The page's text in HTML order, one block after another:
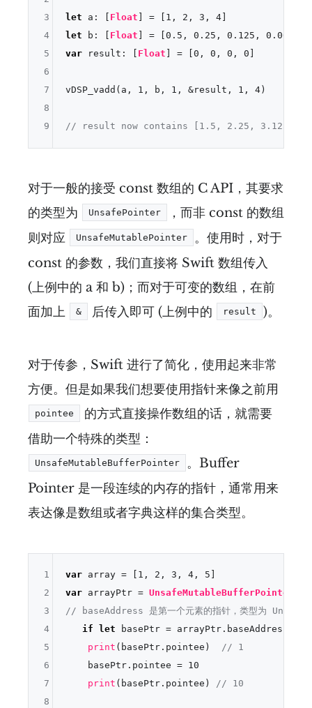
let a: [ Float = [ 1 , 2 , 3 , 4
let b: [ Float = [ 0.5 , 0.25 , 0.125 , 0.0625
var result: [ Float = [ 0 , 0 , 0 , 0
vDSP_vadd(a, 1 , b, 1 , &result, 1 , 4)
// result now contains [1.5, 2.25, 3.125,
3
4
5
6
7
8
9
对于一般的接受 const 数组的 C API，其要求
的类型为
UnsafePointer
，而非 const 的数组
则对应
UnsafeMutablePointer
。使用时，对于
const 的参数，我们直接将 Swift 数组传入
(上例中的 a 和 b)；而对于可变的数组，在前
面加上
& 后传入即可 (上例中的 result )。
对于传参，Swift 进行了简化，使用起来非常
方便。但是如果我们想要使用指针来像之前用
pointee
的方式直接操作数组的话，就需要
借助一个特殊的类型：
UnsafeMutableBufferPointer
。Buffer
Pointer 是一段连续的内存的指针，通常用来
表达像是数组或者字典这样的集合类型。
var array = [ 1 , 2 , 3 , 4, 5
var arrayPtr = UnsafeMutableBufferPointer
// baseAddress 是第一个元素的指针，类型为
if
let basePtr = arrayPtr.baseAddress {
print (basePtr.pointee) // 1
    basePtr.pointee
=
10
print (basePtr.pointee) // 10
1
2
3
4
5
6
7
8